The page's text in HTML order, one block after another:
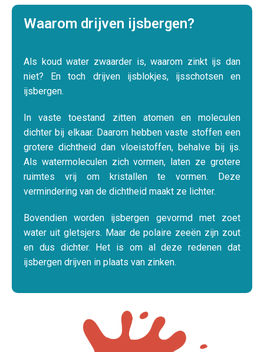
Waarom drijven ijsbergen?
Als koud water zwaarder is, waarom zinkt ijs dan
niet? En toch drijven ijsblokjes, ijsschotsen en
ijsbergen.
In vaste toestand zitten atomen en moleculen
dichter bij elkaar. Daarom hebben vaste stoffen een
grotere dichtheid dan vloeistoffen, behalve bij ijs.
Als watermoleculen zich vormen, laten ze grotere
ruimtes vrij om kristallen te vormen. Deze
vermindering van de dichtheid maakt ze lichter.
Bovendien worden ijsbergen gevormd met zoet
water uit gletsjers. Maar de polaire zeeën zijn zout
en dus dichter. Het is om al deze redenen dat
ijsbergen drijven in plaats van zinken.